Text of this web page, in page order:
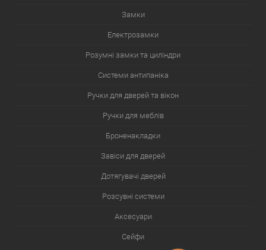
Замки
Електрозамки
Розумні замки та циліндри
Системи антипаніка
Ручки для дверей та вікон
Ручки для меблів
Броненакладки
Завіси для дверей
Дотягувачі дверей
Розсувні системи
Аксесуари
Сейфи